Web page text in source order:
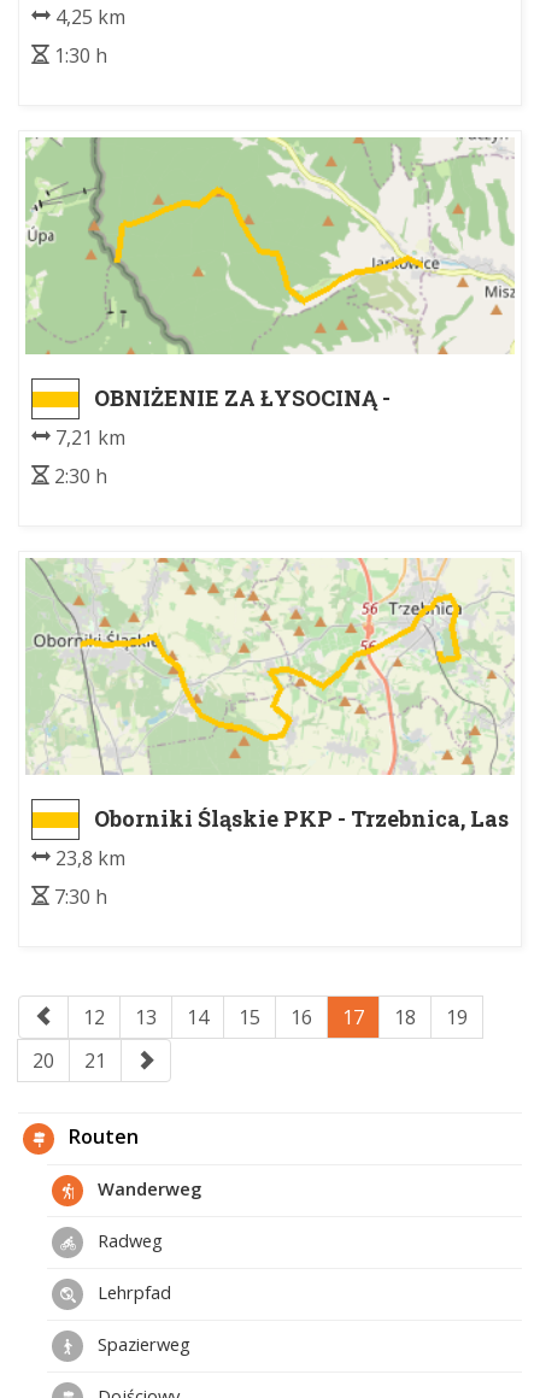
4,25 km
1:30 h
OBNIŻENIE ZA ŁYSOCINĄ -
7,21 km
2:30 h
Oborniki Śląskie PKP - Trzebnica, Las
23,8 km
7:30 h
12 13 14 15 16 17 18
19
20
21
Routen
Wanderweg
Radweg
Lehrpfad
Spazierweg